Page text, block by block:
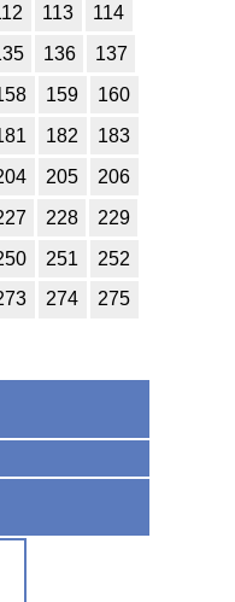
113
114
136
137
159
160
182
183
205
206
228
229
251
252
274
275